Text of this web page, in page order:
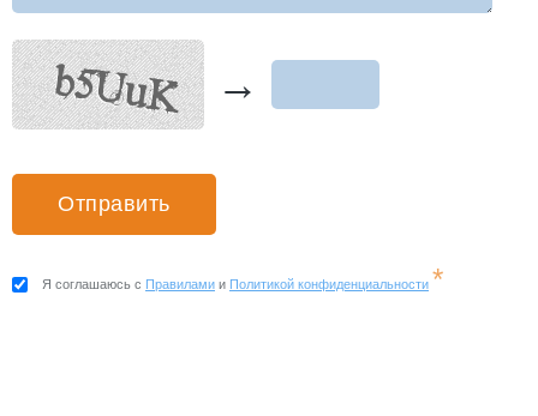
→
Я соглашаюсь с Правилами и Политикой конфиденциальности *